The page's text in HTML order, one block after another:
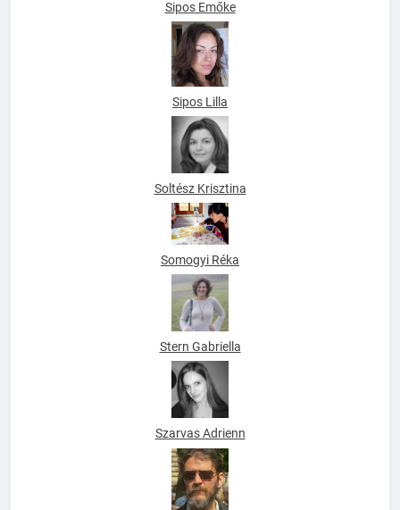
Sipos Emőke
Sipos Lilla
Soltész Krisztina
Somogyi Réka
Stern Gabriella
Szarvas Adrienn